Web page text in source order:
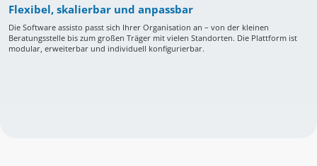
Flexibel, skalierbar und anpassbar
Die Software assisto passt sich Ihrer Organisation an – von der kleinen
Beratungsstelle bis zum großen Träger mit vielen Standorten. Die Plattform ist
modular, erweiterbar und individuell konfigurierbar.